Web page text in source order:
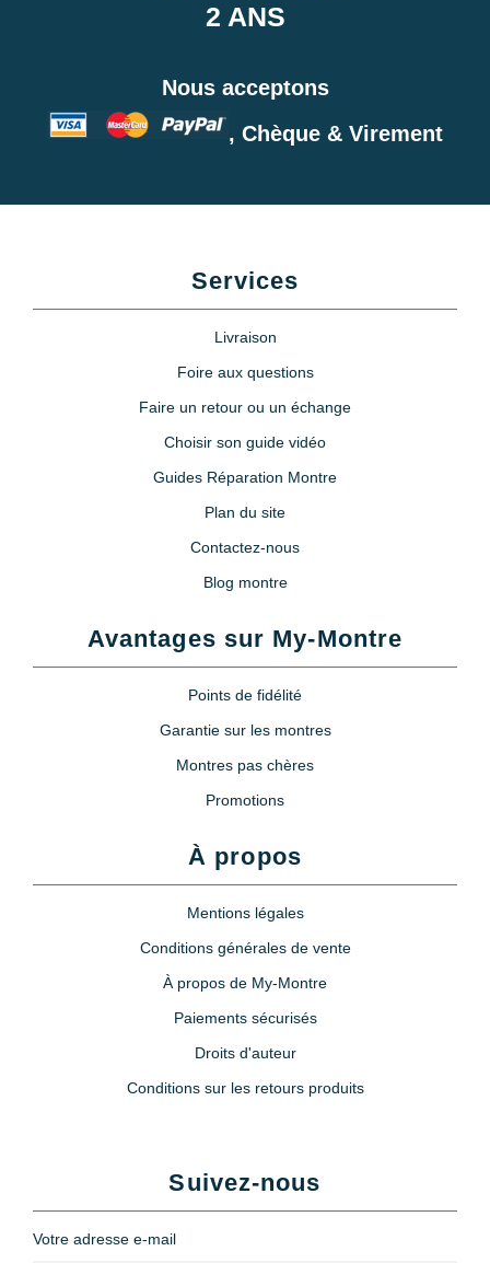
2 ANS
Nous acceptons
, Chèque & Virement
Services
Livraison
Foire aux questions
Faire un retour ou un échange
Choisir son guide vidéo
Guides Réparation Montre
Plan du site
Contactez-nous
Blog montre
Avantages sur My-Montre
Points de fidélité
Garantie sur les montres
Montres pas chères
Promotions
À propos
Mentions légales
Conditions générales de vente
À propos de My-Montre
Paiements sécurisés
Droits d'auteur
Conditions sur les retours produits
Suivez-nous
Votre adresse e-mail